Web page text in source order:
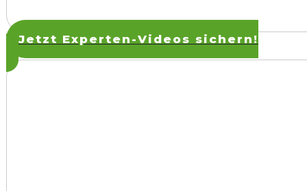
Jetzt Experten-Videos sichern!